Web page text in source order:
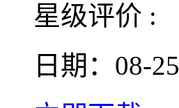
星级评价 :
日期：08-25